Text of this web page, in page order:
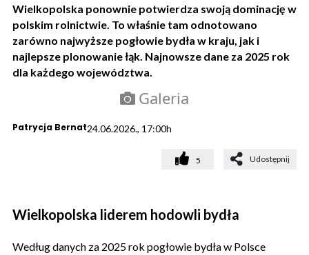
Wielkopolska ponownie potwierdza swoją dominację w
polskim rolnictwie. To właśnie tam odnotowano
zarówno najwyższe pogłowie bydła w kraju, jak i
najlepsze plonowanie łąk. Najnowsze dane za 2025 rok
dla każdego województwa.
Galeria
Patrycja Bernat24.06.2026., 17:00h
5 Udostępnij
Wielkopolska liderem hodowli bydła
Według danych za 2025 rok pogłowie bydła w Polsce